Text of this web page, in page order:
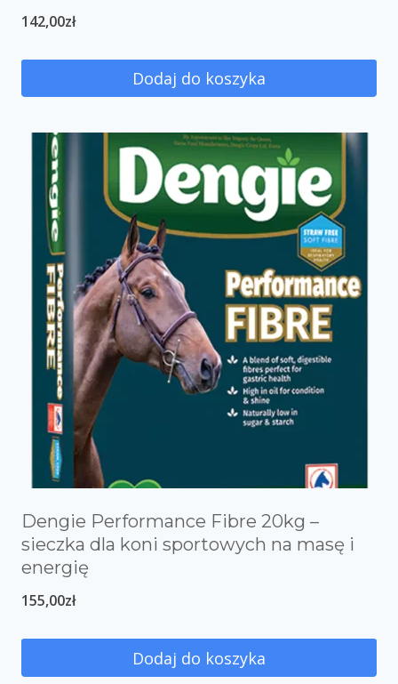
142,00zł
Dodaj do koszyka
Dengie Performance Fibre 20kg –
sieczka dla koni sportowych na masę i
energię
155,00zł
Dodaj do koszyka